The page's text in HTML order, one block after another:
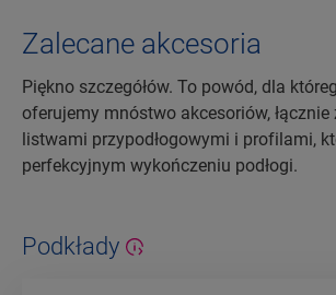
Zalecane akcesoria
Piękno szczegółów. To powód, dla
oferujemy mnóstwo akcesoriów, łącznie
listwami przypodłogowymi i profilami,
perfekcyjnym wykończeniu podłogi.
Podkłady